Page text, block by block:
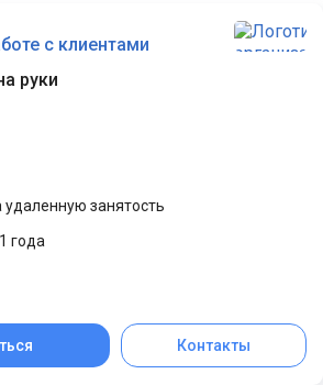
с клиентами
руки
занятость
года
Контакты